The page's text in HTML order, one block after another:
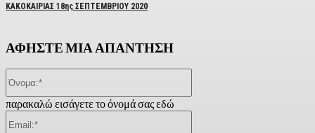
ΚΑΚΟΚΑΙΡΙΑΣ 18ης ΣΕΠΤΕΜΒΡΙΟΥ 2020
ΑΦΗΣΤΕ ΜΙΑ ΑΠΑΝΤΗΣΗ
παρακαλώ εισάγετε το όνομά σας εδώ